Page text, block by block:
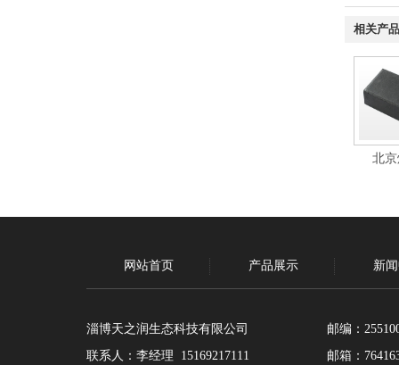
相关产品
北
网站首页 产品展示 新
淄博天之润生态科技有限公司
联系人：李经理 15169217111
邮编：
邮箱：